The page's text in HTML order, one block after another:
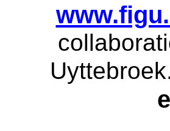
Uyttebroek